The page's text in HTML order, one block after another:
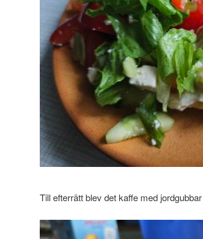
Till efterrätt blev det kaffe med